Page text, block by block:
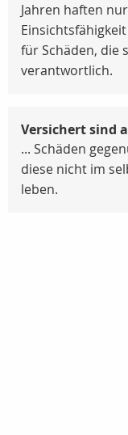
Jahren haften
für Schäden, die
verantwortlich.
Versichert sind
... Schäden
diese nicht im
leben.